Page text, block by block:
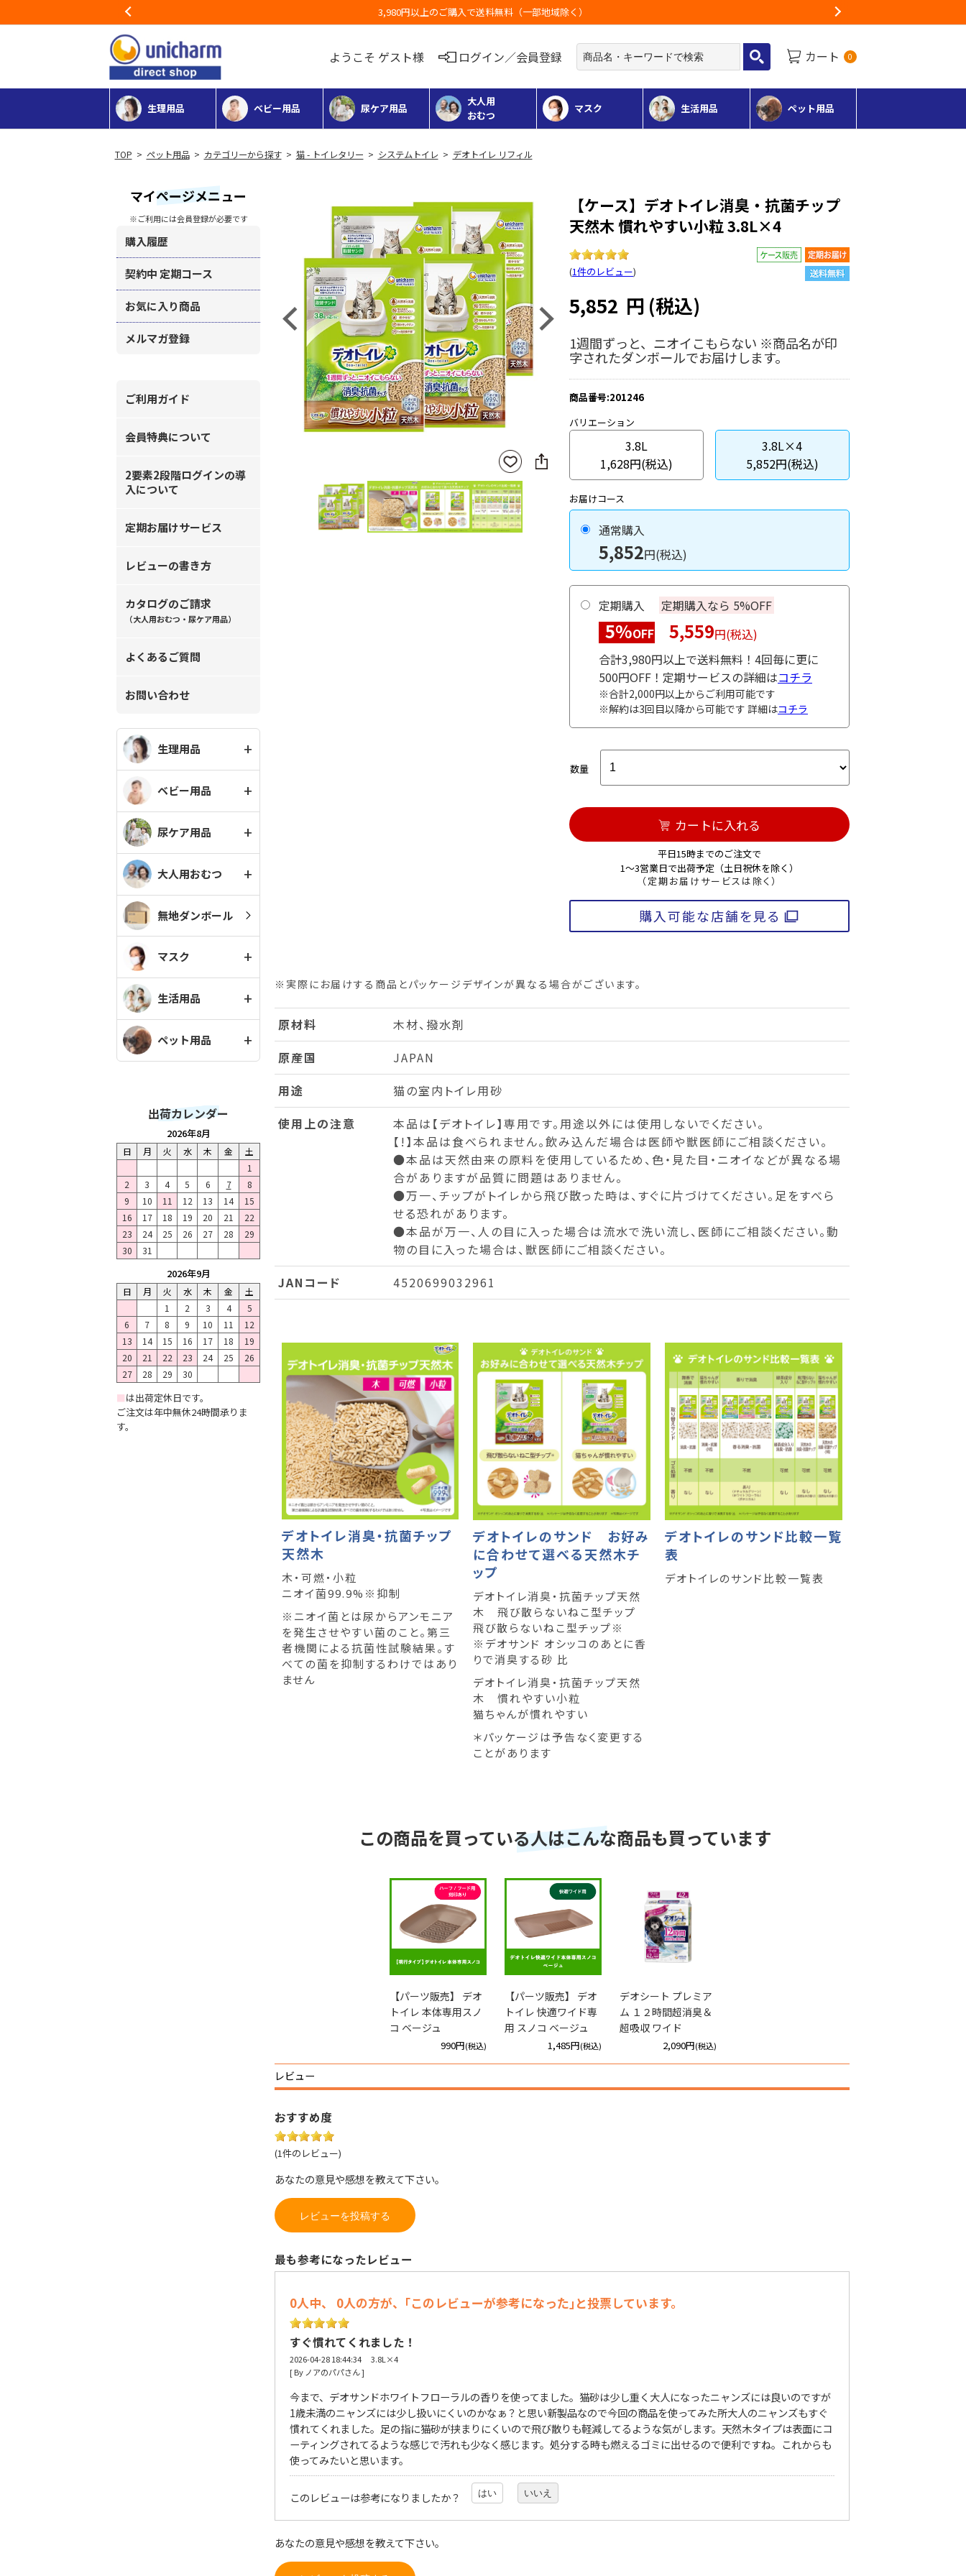
お荷物のお届けに遅れが出ている地域がございます
ようこそ ゲスト様 ログイン／会員登録 カート 0
生理用品 ベビー用品 尿ケア用品
大人用
おむつ
マスク 生活用品 ペット用品
> ペット用品> カテゴリーから探す> 猫 - トイレタリー > システムトイレ> デオトイレ リフィル
マイページメニュー
※ご利用には会員登録が必要です
購入履歴
契約中 定期コース
お気に入り商品
メルマガ登録
ご利用ガイド
会員特典について
2要素2段階ログインの導
入について
定期お届けサービス
レビューの書き方
カタログのご請求
（大人用おむつ・尿ケア用品）
よくあるご質問
お問い合わせ
生理用品
ベビー用品
尿ケア用品
大人用おむつ
無地ダンボール
マスク
生活用品
ペット用品
出荷カレンダー
2026年8月
日 月 火 水 木 金
土
1
2
3 4 5 6 7
8
9
10 11 12 13 14
15
16
17 18 19 20 21
22
23
24 25 26 27 28
29
30
31
2026年9月
日 月 火 水 木 金
土
1
2 3 4
5
6
7 8 9 10 11
12
13
14 15 16 17 18
19
20
21 22 23 24 25
26
27
28 29 30
■は出荷定休日です。
ご注文は年中無休24時間承りま
す。
Previous Next
お気
に入
りに
登録
SNS
に
【ケース】デオトイレ消臭・抗菌チップ
天然木 慣れやすい小粒 3.8L×4
(1件のレビュー)
5,852 円 (税込)
1週間ずっと、ニオイこもらない ※商品名が印
字されたダンボールでお届けします。
商品番号:201246
バリエーション
3.8L
1,628円(税込)
3.8L×4
5,852円(税込)
お届けコース
通常購入
5,852円(税込)
定期購入 定期購入なら 5%OFF
5%OFF 5,559円(税込)
合計3,980円以上で送料無料！4回毎に更に
500円OFF！定期サービスの詳細はコチラ
※合計2,000円以上からご利用可能です
※解約は3回目以降から可能です 詳細はコチラ
数量
カートに入れる
平日15時までのご注文で
1～3営業日で出荷予定（土日祝休を除く）
（定期お届けサービスは除く）
購入可能な店舗を見る
※実際にお届けする商品とパッケージデザインが異なる場合がございます。
原材料
木材、撥水剤
原産国
JAPAN
用途
猫の室内トイレ用砂
使用上の注意
本品は【デオトイレ】専用です。用途以外には使用しないでください。
【!】本品は食べられません。飲み込んだ場合は医師や獣医師にご相談ください。
●本品は天然由来の原料を使用しているため、色・見た目・ニオイなどが異なる場
合がありますが品質に問題はありません。
●万一、チップがトイレから飛び散った時は、すぐに片づけてください。足をすべら
せる恐れがあります。
●本品が万一、人の目に入った場合は流水で洗い流し、医師にご相談ください。動
物の目に入った場合は、獣医師にご相談ください。
JANコード
4520699032961
デオトイレ消臭・抗菌チップ
天然木
木・可燃・小粒
ニオイ菌99.9%※抑制
※ニオイ菌とは尿からアンモニア
を発生させやすい菌のこと。第三
者機関による抗菌性試験結果。す
べての菌を抑制するわけではあり
ません
デオトイレのサンド お好み
に合わせて選べる天然木チ
ップ
デオトイレ消臭・抗菌チップ天然
木 飛び散らないねこ型チップ
飛び散らないねこ型チップ※
※デオサンド オシッコのあとに香
りで消臭する砂 比
デオトイレ消臭・抗菌チップ天然
木 慣れやすい小粒
猫ちゃんが慣れやすい
＊パッケージは予告なく変更する
ことがあります
デオトイレのサンド比較一覧
表
デオトイレのサンド比較一覧表
この商品を買っている人はこんな商品も買っています
【パーツ販売】 デオ
トイレ 本体専用スノ
コ ベージュ
990円(税込)
【パーツ販売】 デオ
トイレ 快適ワイド専
用 スノコ ベージュ
1,485円(税込)
デオシート プレミア
ム １２時間超消臭＆
超吸収 ワイド
2,090円(税込)
レビュー
おすすめ度
(1件のレビュー)
あなたの意見や感想を教えて下さい。
レビューを投稿する
最も参考になったレビュー
0人中、 0人の方が、｢このレビューが参考になった｣と投票しています。
すぐ慣れてくれました！
2026-04-28 18:44:34 3.8L×4
[ By ノアのパパさん ]
今まで、デオサンドホワイトフローラルの香りを使ってました。猫砂は少し重く大人になったニャンズには良いのですが
1歳未満のニャンズには少し扱いにくいのかなぁ？と思い新製品なので今回の商品を使ってみた所大人のニャンズもすぐ
慣れてくれました。足の指に猫砂が挟まりにくいので飛び散りも軽減してるような気がします。天然木タイプは表面にコ
ーティングされてるような感じで汚れも少なく感じます。処分する時も燃えるゴミに出せるので便利ですね。これからも
使ってみたいと思います。
このレビューは参考になりましたか？ はい いいえ
あなたの意見や感想を教えて下さい。